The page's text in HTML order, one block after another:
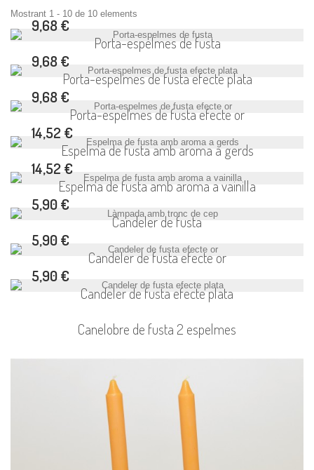
Mostrant 1 - 10 de 10 elements
Porta-espelmes de fusta
9,68 €
Porta-espelmes de fusta efecte plata
9,68 €
Porta-espelmes de fusta efecte or
9,68 €
Espelma de fusta amb aroma a gerds
14,52 €
Espelma de fusta amb aroma a vainilla
14,52 €
Candeler de fusta
5,90 €
Candeler de fusta efecte or
5,90 €
Candeler de fusta efecte plata
5,90 €
Canelobre de fusta 2 espelmes